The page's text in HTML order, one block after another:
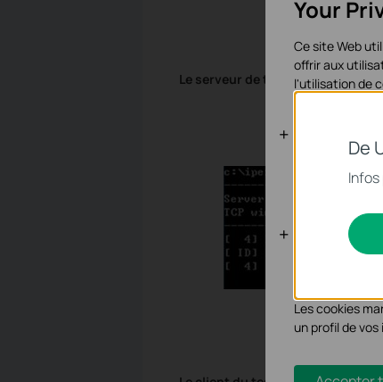
Le serveur de test TCP:
De
Your
Ce site Web
offrir aux
l'utilisation de
systèmes.
Cookies
Les cookies
un profil de